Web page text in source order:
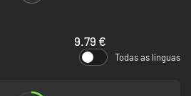
por uma operação sem reservas
conhecida apenas como a
9.79 €
Todas as línguas